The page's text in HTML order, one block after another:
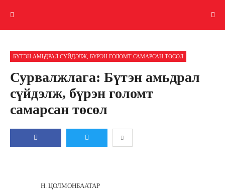
БҮТЭН АМЬДРАЛ СҮЙДЭЛЖ, БҮРЭН ГОЛОМТ САМАРСАН ТӨСӨЛ
Сурвалжлага: Бүтэн амьдрал
сүйдэлж, бүрэн голомт
самарсан төсөл
Н. ЦОЛМОНБААТАР